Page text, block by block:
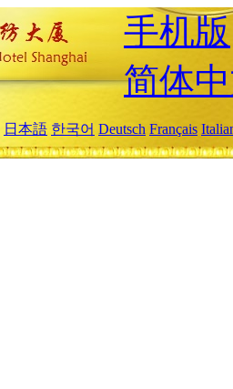
手机版
简体
日本語 한국어 Deutsch Français